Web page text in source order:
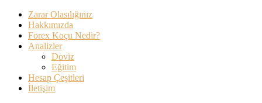
Zarar Olasılığınız
Hakkımızda
Forex Koçu Nedir?
Analizler
Doviz
Eğitim
Hesap Çeşitleri
İletişim